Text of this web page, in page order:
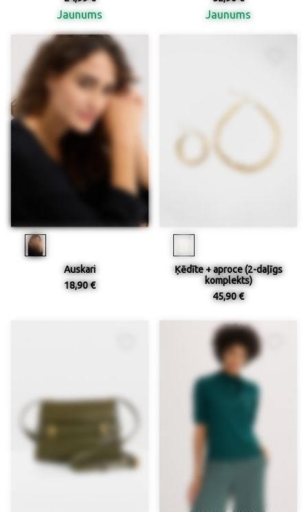
Jaunums Jaunums
Auskari
18,90 €
Ķēdīte + aproce (2-daļīgs
komplekts)
45,90 €